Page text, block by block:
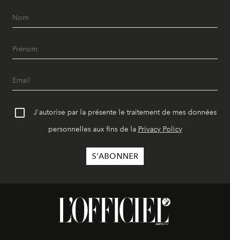
J'autorise par la présente le traitement de mes données
personnelles aux fins de la Privacy Policy